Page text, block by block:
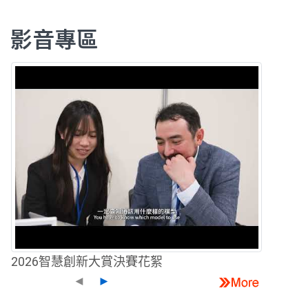
影音專區
2026智慧創新大賞決賽花絮
◄
►